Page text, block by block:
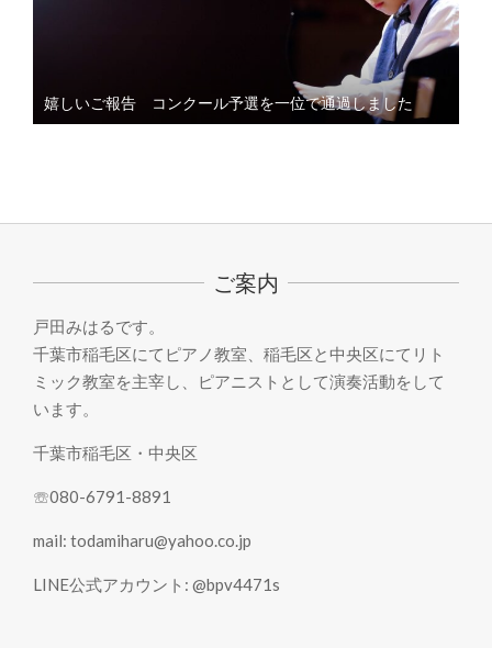
嬉しいご報告 コンクール予選を一位で通過しました
ご案内
戸田みはるです。
千葉市稲毛区にてピアノ教室、稲毛区と中央区にてリト
ミック教室を主宰し、ピアニストとして演奏活動をして
います。
千葉市稲毛区・中央区
☏080-6791-8891
mail: todamiharu@yahoo.co.jp
LINE公式アカウント: @bpv4471s